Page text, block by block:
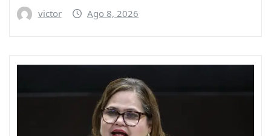
victor Ago 8, 2026